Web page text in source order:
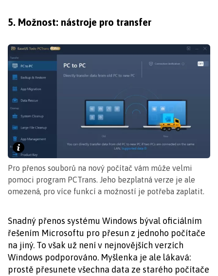
5. Možnost: nástroje pro transfer
Pro přenos souborů na nový počítač vám může velmi
pomoci program PCTrans. Jeho bezplatná verze je ale
omezená, pro více funkcí a možností je potřeba zaplatit.
Snadný přenos systému Windows býval oficiálním
řešením Microsoftu pro přesun z jednoho počítače
na jiný. To však už není v nejnovějších verzích
Windows podporováno. Myšlenka je ale lákavá:
prostě přesunete všechna data ze starého počítače